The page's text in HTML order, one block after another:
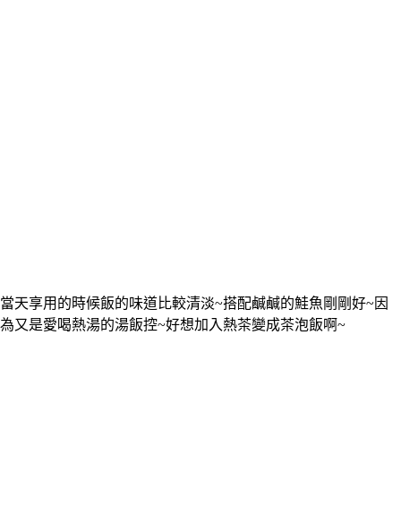
當天享用的時候飯的味道比較清淡~搭配鹹鹹的鮭魚剛剛好~因
為又是愛喝熱湯的湯飯控~好想加入熱茶變成茶泡飯啊~